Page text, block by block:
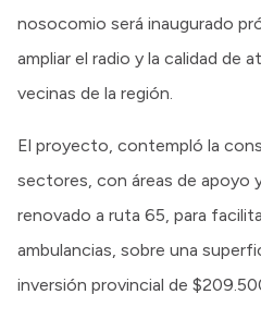
nosocomio será inaugurado
ampliar el radio y la calidad de
vecinas de la región.
El proyecto, contempló la
sectores, con áreas de apoyo
renovado a ruta 65, para
ambulancias, sobre una
inversión provincial de